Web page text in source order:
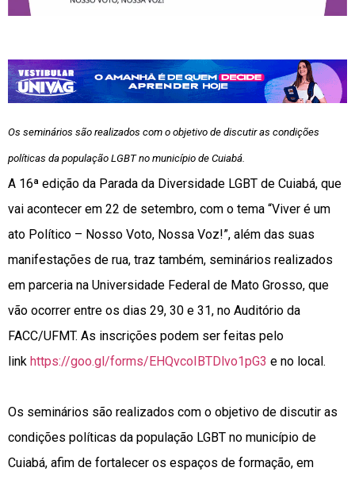
Os seminários são realizados com o objetivo de discutir as condições
políticas da população LGBT no município de Cuiabá.
A 16ª edição da Parada da Diversidade LGBT de Cuiabá, que
vai acontecer em 22 de setembro, com o tema “Viver é um
ato Político – Nosso Voto, Nossa Voz!”, além das suas
manifestações de rua, traz também, seminários realizados
em parceria na Universidade Federal de Mato Grosso, que
vão ocorrer entre os dias 29, 30 e 31, no Auditório da
FACC/UFMT. As inscrições podem ser feitas pelo
link https://goo.gl/forms/EHQvcoIBTDlvo1pG3 e no local.
Os seminários são realizados com o objetivo de discutir as
condições políticas da população LGBT no município de
Cuiabá, afim de fortalecer os espaços de formação, em